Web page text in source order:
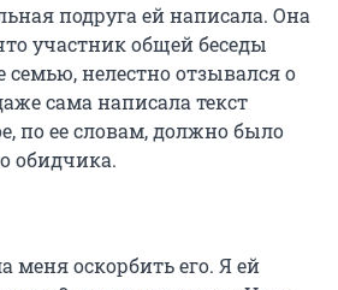
подруга ей написала. Она
участник общей беседы
семью, нелестно отзывался о
сама написала текст
по ее словам, должно было
обидчика.
меня оскорбить его. Я ей